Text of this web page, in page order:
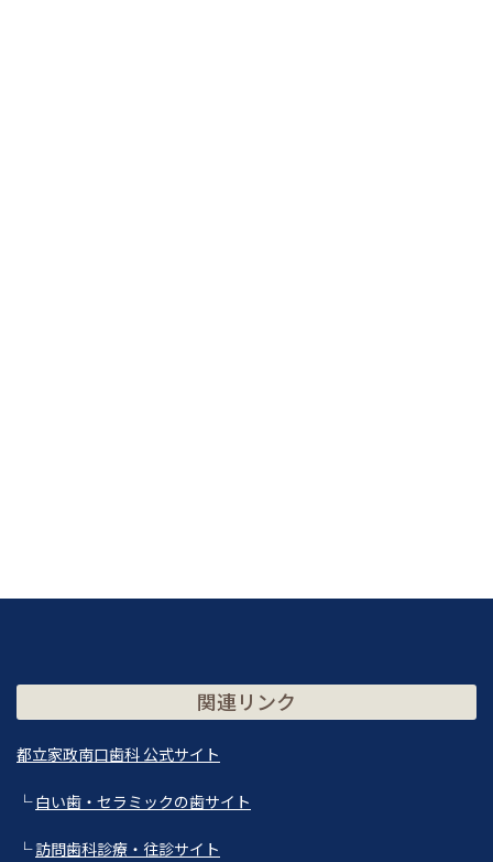
関連リンク
都立家政南口歯科 公式サイト
└白い歯・セラミックの歯サイト
└訪問歯科診療・往診サイト